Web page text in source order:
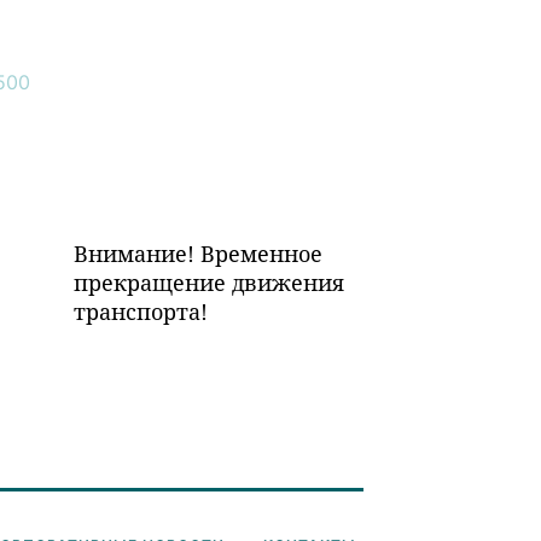
Внимание! Временное
прекращение движения
транспорта!